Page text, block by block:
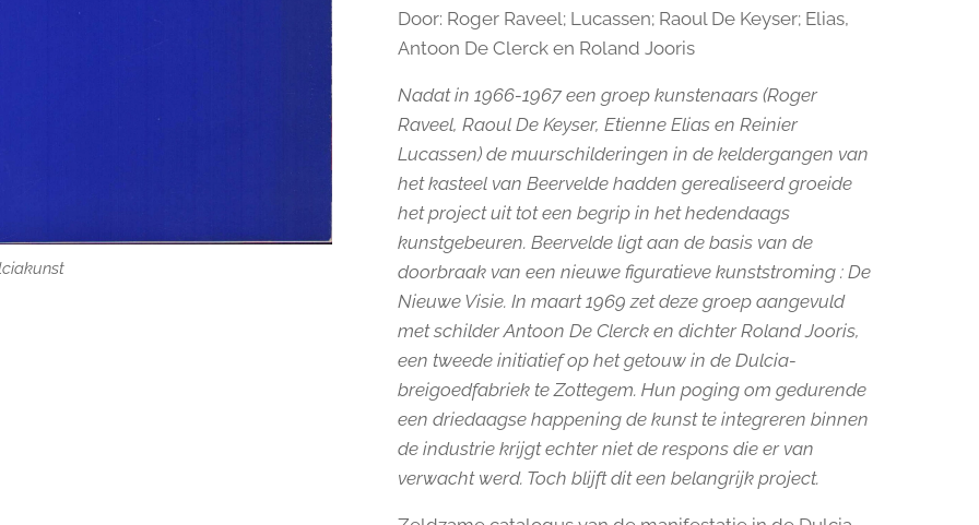
Door: Roger Raveel; Lucassen; Raoul De Keyser; Elias,
Antoon De Clerck en Roland Jooris
Nadat in 1966-1967 een groep kunstenaars (Roger
Raveel, Raoul De Keyser, Etienne Elias en Reinier
Lucassen) de muurschilderingen in de keldergangen van
het kasteel van Beervelde hadden gerealiseerd groeide
het project uit tot een begrip in het hedendaags
kunstgebeuren. Beervelde ligt aan de basis van de
doorbraak van een nieuwe figuratieve kunststroming : De
Nieuwe Visie. In maart 1969 zet deze groep aangevuld
met schilder Antoon De Clerck en dichter Roland Jooris,
een tweede initiatief op het getouw in de Dulcia-
breigoedfabriek te Zottegem. Hun poging om gedurende
een driedaagse happening de kunst te integreren binnen
de industrie krijgt echter niet de respons die er van
verwacht werd. Toch blijft dit een belangrijk project.